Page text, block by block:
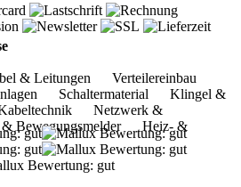
& Leitungen Verteilereinbau
Schaltermaterial Klingel &
Netzwerk &
Bewegungsmelder Heiz- &